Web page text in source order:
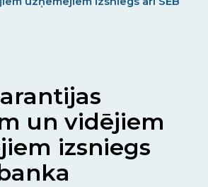
un vidējiem
izsniegs